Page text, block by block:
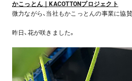
かこっとん｜KACOTTONプロジェクト
微力ながら、当社もかこっとんの事業に協
昨日、花が咲きました。